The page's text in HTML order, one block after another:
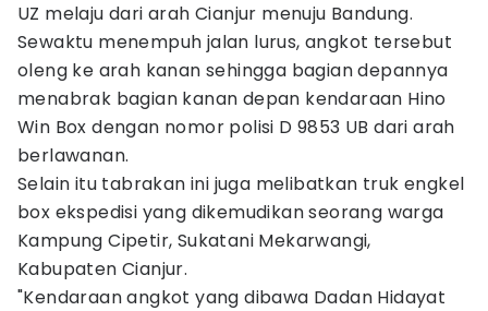
UZ melaju dari arah Cianjur menuju Bandung.
Sewaktu menempuh jalan lurus, angkot tersebut
oleng ke arah kanan sehingga bagian depannya
menabrak bagian kanan depan kendaraan Hino
Win Box dengan nomor polisi D 9853 UB dari arah
berlawanan.
Selain itu tabrakan ini juga melibatkan truk engkel
box ekspedisi yang dikemudikan seorang warga
Kampung Cipetir, Sukatani Mekarwangi,
Kabupaten Cianjur.
"Kendaraan angkot yang dibawa Dadan Hidayat